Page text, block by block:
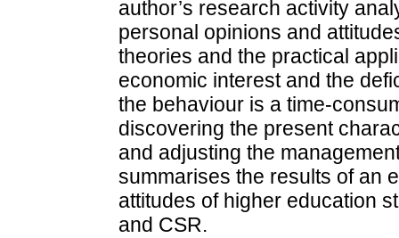
author’s research activity
personal opinions and
theories and the practical
economic interest and the
the behaviour is a time-
discovering the present
and adjusting the
summarises the results of an
attitudes of higher education
and CSR.